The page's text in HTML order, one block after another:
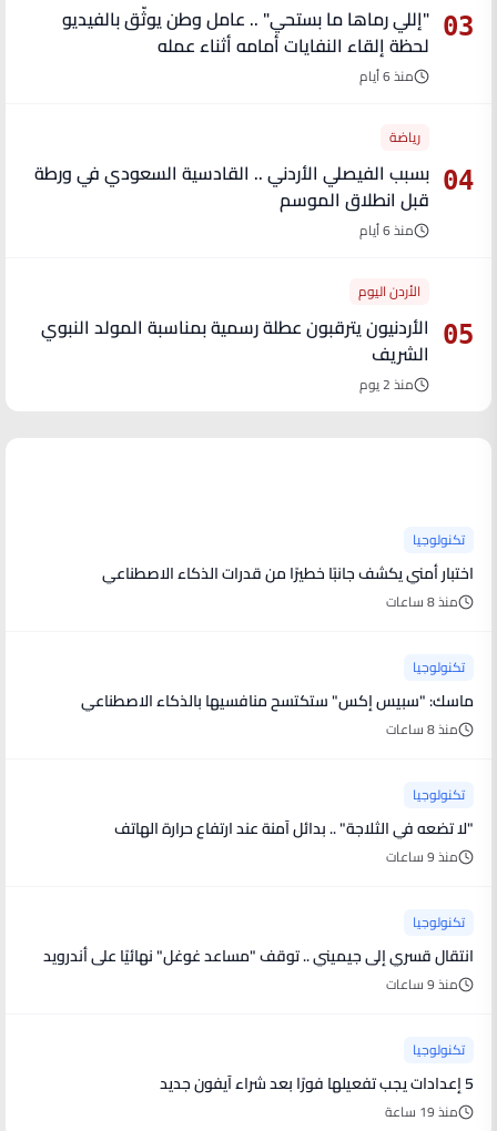
03
"إللي رماها ما بستحي" .. عامل وطن يوثّق بالفيديو
لحظة إلقاء النفايات أمامه أثناء عمله
منذ 6 أيام
04
رياضة
بسبب الفيصلي الأردني .. القادسية السعودي في ورطة
قبل انطلاق الموسم
منذ 6 أيام
05
الأردن اليوم
الأردنيون يترقبون عطلة رسمية بمناسبة المولد النبوي
الشريف
منذ 2 يوم
تكنولوجيا
اختبار أمني يكشف جانبًا خطيرًا من قدرات الذكاء الاصطناعي
منذ 8 ساعات
تكنولوجيا
ماسك: "سبيس إكس" ستكتسح منافسيها بالذكاء الاصطناعي
منذ 8 ساعات
تكنولوجيا
"لا تضعه في الثلاجة" .. بدائل آمنة عند ارتفاع حرارة الهاتف
منذ 9 ساعات
تكنولوجيا
انتقال قسري إلى جيميني .. توقف "مساعد غوغل" نهائيًا على أندرويد
منذ 9 ساعات
تكنولوجيا
5 إعدادات يجب تفعيلها فورًا بعد شراء آيفون جديد
منذ 19 ساعة